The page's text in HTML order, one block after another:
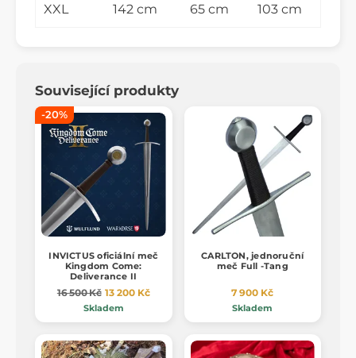
XXL 142 cm 65 cm 103 cm
Související produkty
-20%
INVICTUS oficiální meč
Kingdom Come:
Deliverance II
16 500 Kč 13 200 Kč
Skladem
CARLTON, jednoruční
meč Full -Tang
7 900 Kč
Skladem